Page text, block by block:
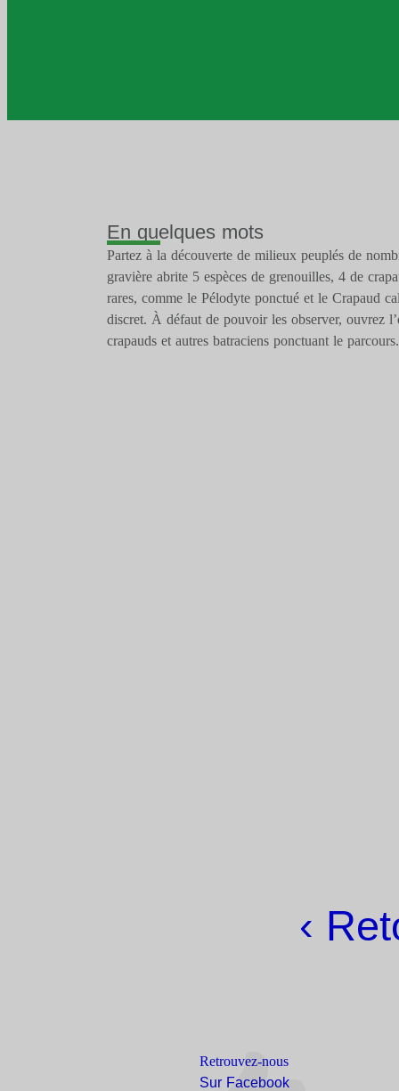
En quelques mots
Partez à la découverte de milieux peuplés de
gravière abrite 5 espèces de grenouilles, 4 de
rares, comme le Pélodyte ponctué et le Crapaud
discret. À défaut de pouvoir les observer, ouvrez
crapauds et autres batraciens ponctuant le parcours.
‹
Retrouvez-nous
Sur Facebook